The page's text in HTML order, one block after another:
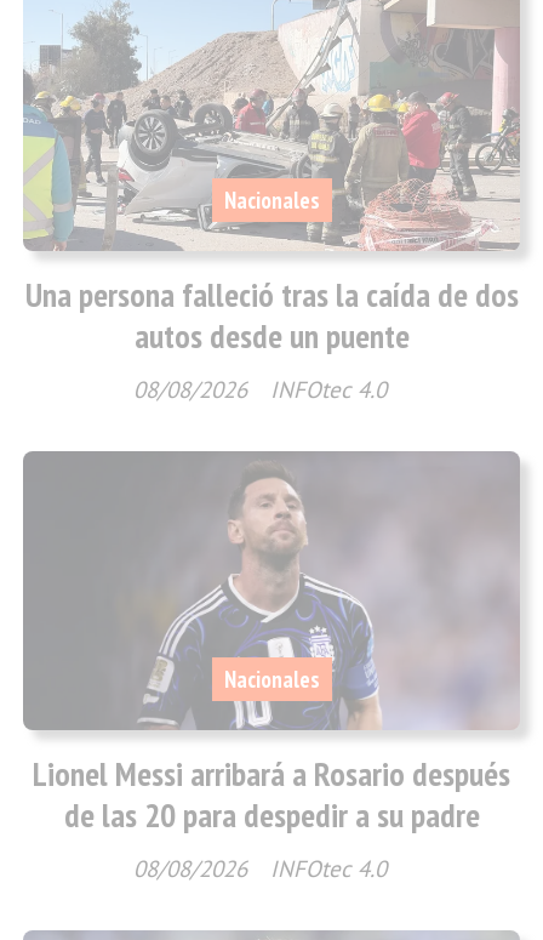
Una persona falleció tras la caída de dos
autos desde un puente
INFOtec 4.0
Nacionales
08/08/2026
Lionel Messi arribará a Rosario después
de las 20 para despedir a su padre
INFOtec 4.0
Nacionales
08/08/2026